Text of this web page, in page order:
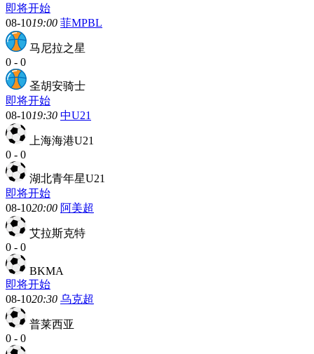
即将开始
08-1019:00 菲MPBL
马尼拉之星
0 - 0
圣胡安骑士
即将开始
08-1019:30 中U21
上海海港U21
0 - 0
湖北青年星U21
即将开始
08-1020:00 阿美超
艾拉斯克特
0 - 0
BKMA
即将开始
08-1020:30 乌克超
普莱西亚
0 - 0